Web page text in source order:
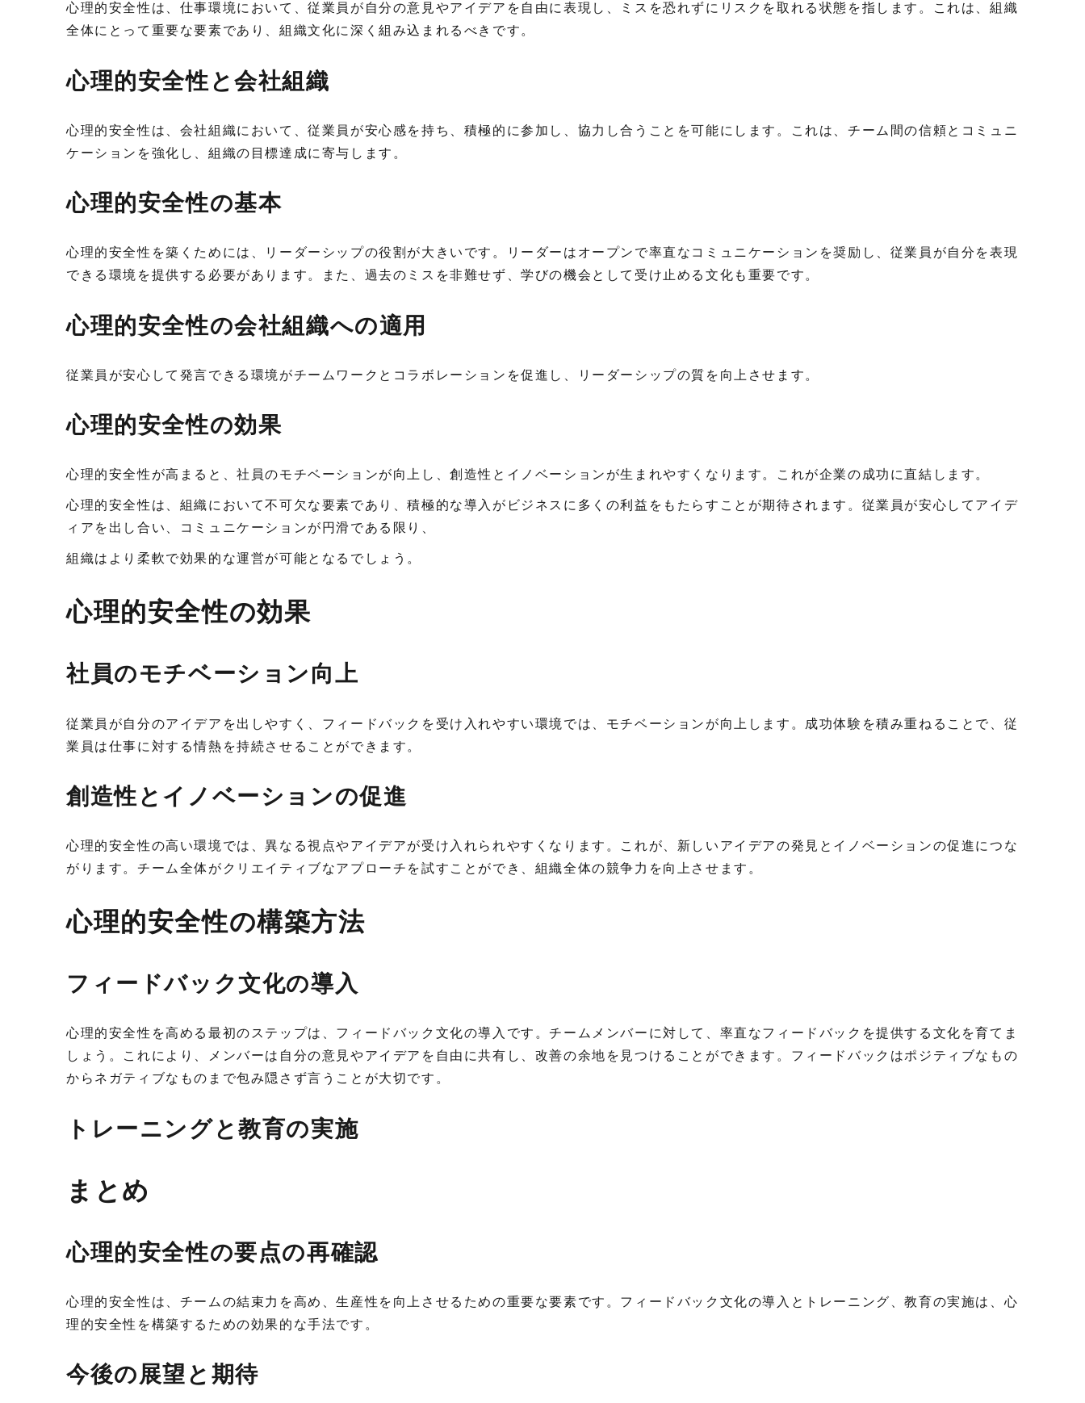
心理的安全性は、仕事環境において、従業員が自分の意見やアイデアを自由に表現し、ミスを恐れずにリスクを取れる状態を指します。これは、組織
全体にとって重要な要素であり、組織文化に深く組み込まれるべきです。
心理的安全性と会社組織
心理的安全性は、会社組織において、従業員が安心感を持ち、積極的に参加し、協力し合うことを可能にします。これは、チーム間の信頼とコミュニ
ケーションを強化し、組織の目標達成に寄与します。
心理的安全性の基本
心理的安全性を築くためには、リーダーシップの役割が大きいです。リーダーはオープンで率直なコミュニケーションを奨励し、従業員が自分を表現
できる環境を提供する必要があります。また、過去のミスを非難せず、学びの機会として受け止める文化も重要です。
心理的安全性の会社組織への適用
従業員が安心して発言できる環境がチームワークとコラボレーションを促進し、リーダーシップの質を向上させます。
心理的安全性の効果
心理的安全性が高まると、社員のモチベーションが向上し、創造性とイノベーションが生まれやすくなります。これが企業の成功に直結します。
心理的安全性は、組織において不可欠な要素であり、積極的な導入がビジネスに多くの利益をもたらすことが期待されます。従業員が安心してアイデ
ィアを出し合い、コミュニケーションが円滑である限り、
組織はより柔軟で効果的な運営が可能となるでしょう。
心理的安全性の効果
社員のモチベーション向上
従業員が自分のアイデアを出しやすく、フィードバックを受け入れやすい環境では、モチベーションが向上します。成功体験を積み重ねることで、従
業員は仕事に対する情熱を持続させることができます。
創造性とイノベーションの促進
心理的安全性の高い環境では、異なる視点やアイデアが受け入れられやすくなります。これが、新しいアイデアの発見とイノベーションの促進につな
がります。チーム全体がクリエイティブなアプローチを試すことができ、組織全体の競争力を向上させます。
心理的安全性の構築方法
フィードバック文化の導入
心理的安全性を高める最初のステップは、フィードバック文化の導入です。チームメンバーに対して、率直なフィードバックを提供する文化を育てま
しょう。これにより、メンバーは自分の意見やアイデアを自由に共有し、改善の余地を見つけることができます。フィードバックはポジティブなもの
からネガティブなものまで包み隠さず言うことが大切です。
トレーニングと教育の実施
まとめ
心理的安全性の要点の再確認
心理的安全性は、チームの結束力を高め、生産性を向上させるための重要な要素です。フィードバック文化の導入とトレーニング、教育の実施は、心
理的安全性を構築するための効果的な手法です。
今後の展望と期待